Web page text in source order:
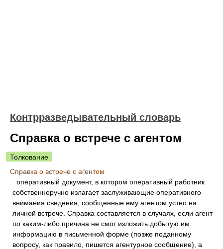
Контрразведывательный словарь
Справка о встрече с агентом
Толкование
Справка о встрече с агентом
оперативный документ, в котором оперативный работник
собственноручно излагает заслуживающие оперативного
внимания сведения, сообщенные ему агентом устно на
личной встрече. Справка составляется в случаях, если агент
по каким-либо причина не смог изложить добытую им
информацию в письменной форме (позже поданному
вопросу, как правило, пишется агентурное сообщение), а